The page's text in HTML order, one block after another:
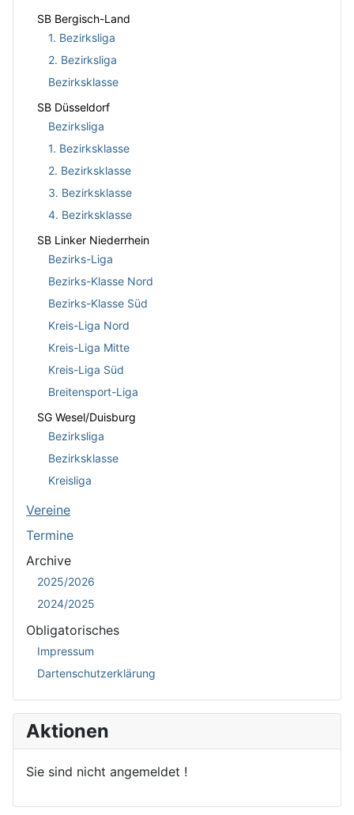
SB Bergisch-Land
1. Bezirksliga
2. Bezirksliga
Bezirksklasse
SB Düsseldorf
Bezirksliga
1. Bezirksklasse
2. Bezirksklasse
3. Bezirksklasse
4. Bezirksklasse
SB Linker Niederrhein
Bezirks-Liga
Bezirks-Klasse Nord
Bezirks-Klasse Süd
Kreis-Liga Nord
Kreis-Liga Mitte
Kreis-Liga Süd
Breitensport-Liga
SG Wesel/Duisburg
Bezirksliga
Bezirksklasse
Kreisliga
Vereine
Termine
Archive
2025/2026
2024/2025
Obligatorisches
Impressum
Dartenschutzerklärung
Aktionen
Sie sind nicht angemeldet !